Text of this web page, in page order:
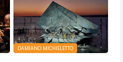
DAMIANO MICHIELETTO